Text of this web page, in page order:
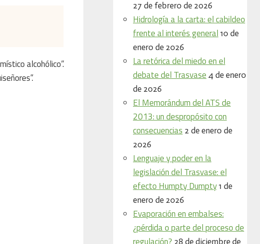
alcohólico”.
27 de febrero de 2026
Hidrología a la carta: el cabildeo
frente al interés general 10 de
enero de 2026
La retórica del miedo en el
debate del Trasvase 4 de enero
de 2026
El Memorándum del ATS de
2013: un despropósito con
consecuencias 2 de enero de
2026
Lenguaje y poder en la
legislación del Trasvase: el
efecto Humpty Dumpty 1 de
enero de 2026
Evaporación en embalses:
¿pérdida o parte del proceso de
28 de diciembre de